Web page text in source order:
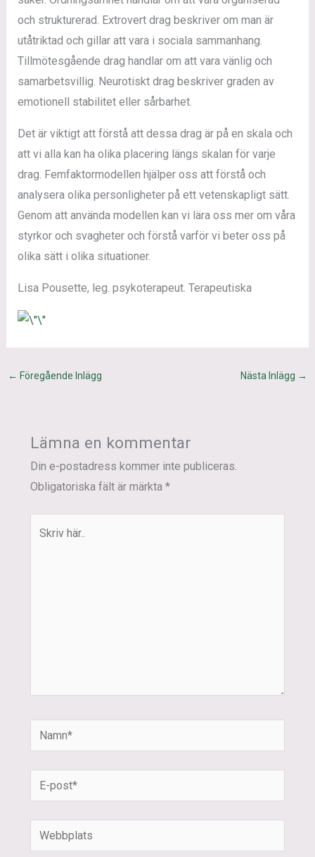
och strukturerad. Extrovert drag beskriver om man är
utåtriktad och gillar att vara i sociala sammanhang.
Tillmötesgående drag handlar om att vara vänlig och
samarbetsvillig. Neurotiskt drag beskriver graden av
emotionell stabilitet eller sårbarhet.
Det är viktigt att förstå att dessa drag är på en skala och
att vi alla kan ha olika placering längs skalan för varje
drag. Femfaktormodellen hjälper oss att förstå och
analysera olika personligheter på ett vetenskapligt sätt.
Genom att använda modellen kan vi lära oss mer om våra
styrkor och svagheter och förstå varför vi beter oss på
olika sätt i olika situationer.
Lisa Pousette, leg. psykoterapeut. Terapeutiska
← Föregående Inlägg Nästa Inlägg →
Lämna en kommentar
Din e-postadress kommer inte publiceras.
Obligatoriska fält är märkta *
Namn*
post*
Webbplats